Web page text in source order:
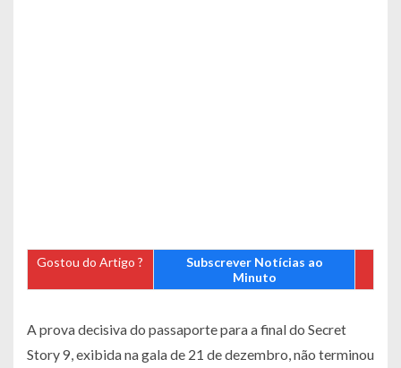
Gostou do Artigo ?
Subscrever Notícias ao
Minuto
A prova decisiva do passaporte para a final do Secret
Story 9, exibida na gala de 21 de dezembro, não terminou